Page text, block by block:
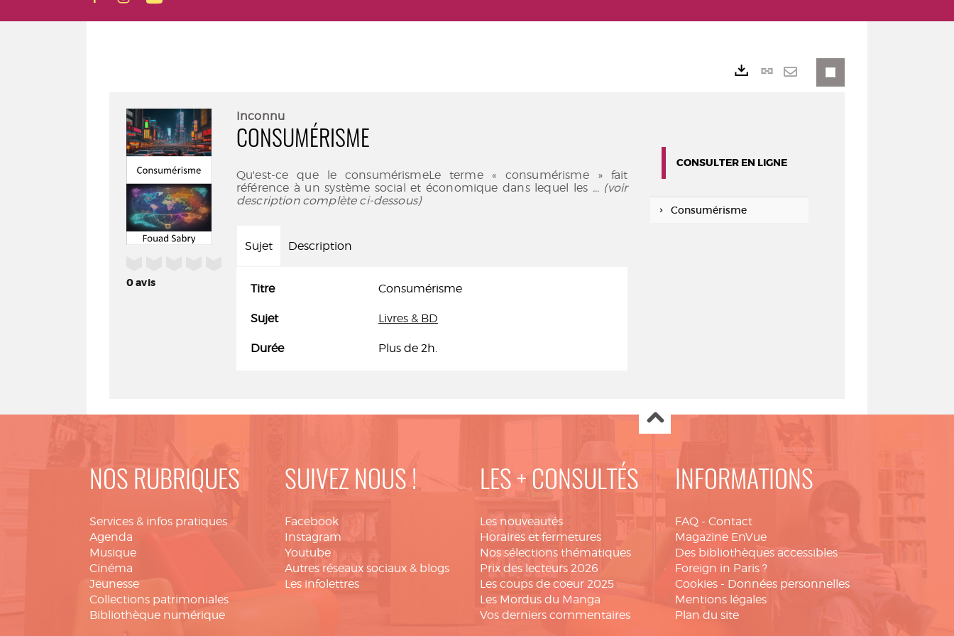
0avis
Inconnu
CONSUMÉRISME
Qu'est-ce que le consumérismeLe terme « consumérisme » fait
référence à un système social et économique dans lequel les ... (voir
description complète ci-dessous)
Sujet Description
Titre Consumérisme
Sujet Livres & BD
Durée Plus de 2h.
Lien
CONSULTER EN LIGNE
Consumérisme
NOS RUBRIQUES
Services & infos pratiques
Agenda
Musique
Cinéma
Jeunesse
Collections patrimoniales
Bibliothèque numérique
SUIVEZ NOUS !
Facebook
Instagram
Youtube
Autres réseaux sociaux & blogs
Les infolettres
LES + CONSULTÉS
Les nouveautés
Horaires et fermetures
Nos sélections thématiques
Prix des lecteurs 2026
Les coups de coeur 2025
Les Mordus du Manga
Vos derniers commentaires
INFORMATIONS
FAQ - Contact
Magazine EnVue
Des bibliothèques accessibles
Foreign in Paris ?
Cookies - Données personnelles
Mentions légales
Plan du site